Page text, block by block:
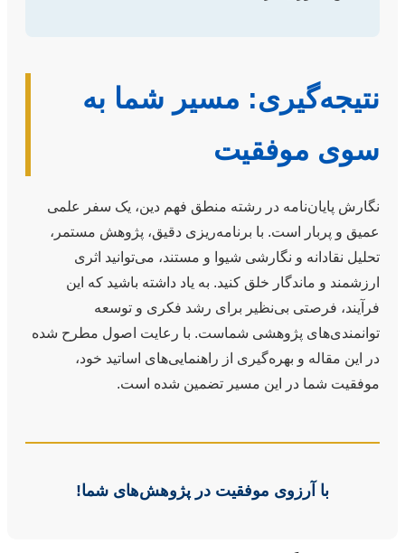
نتیجه‌گیری: مسیر شما به
سوی موفقیت
نگارش پایان‌نامه در رشته منطق فهم دین، یک سفر علمی
عمیق و پربار است. با برنامه‌ریزی دقیق، پژوهش مستمر،
تحلیل نقادانه و نگارشی شیوا و مستند، می‌توانید اثری
ارزشمند و ماندگار خلق کنید. به یاد داشته باشید که این
فرآیند، فرصتی بی‌نظیر برای رشد فکری و توسعه
توانمندی‌های پژوهشی شماست. با رعایت اصول مطرح شده
در این مقاله و بهره‌گیری از راهنمایی‌های اساتید خود،
موفقیت شما در این مسیر تضمین شده است.
با آرزوی موفقیت در پژوهش‌های شما!